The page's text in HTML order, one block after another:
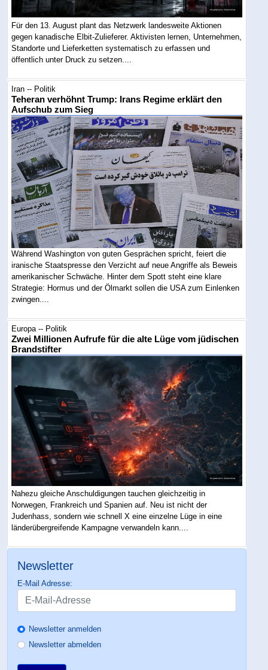
Für den 13. August plant das Netzwerk landesweite Aktionen
gegen kanadische Elbit-Zulieferer. Aktivisten lernen, Unternehmen,
Standorte und Lieferketten systematisch zu erfassen und
öffentlich unter Druck zu setzen....
Iran -- Politik
Teheran verhöhnt Trump: Irans Regime erklärt den
Aufschub zum Sieg
Während Washington von guten Gesprächen spricht, feiert die
iranische Staatspresse den Verzicht auf neue Angriffe als Beweis
amerikanischer Schwäche. Hinter dem Spott steht eine klare
Strategie: Hormus und der Ölmarkt sollen die USA zum Einlenken
zwingen....
Europa -- Politik
Zwei Millionen Aufrufe für die alte Lüge vom jüdischen
Brandstifter
Nahezu gleiche Anschuldigungen tauchen gleichzeitig in
Norwegen, Frankreich und Spanien auf. Neu ist nicht der
Judenhass, sondern wie schnell X eine einzelne Lüge in eine
länderübergreifende Kampagne verwandeln kann....
Newsletter
E-Mail Adresse:
Newsletter anmelden
Newsletter abmelden